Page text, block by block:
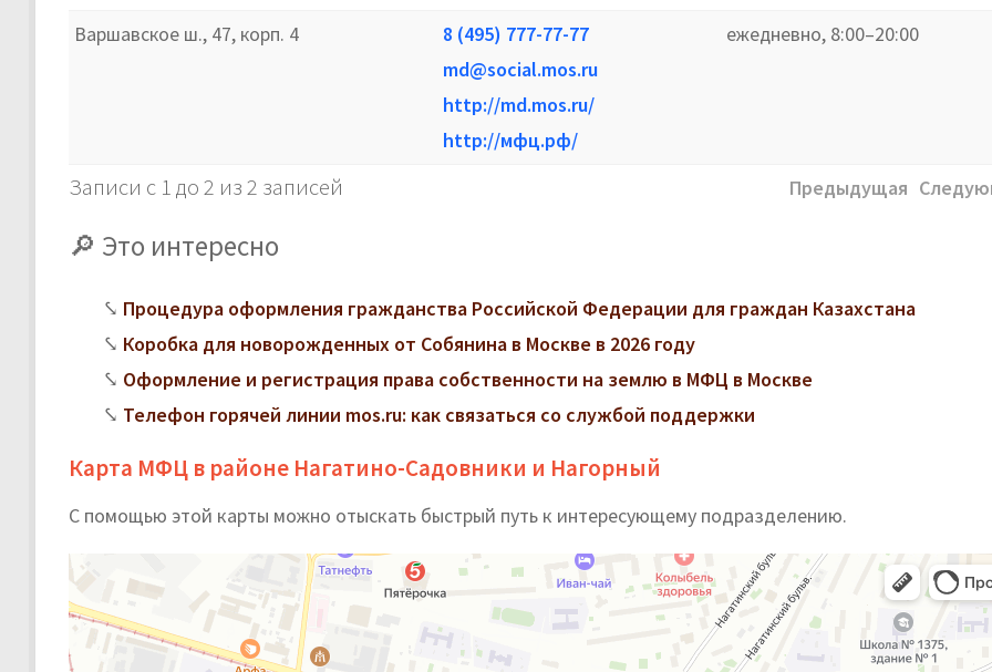
Варшавское ш., 47, корп. 4
8 (495) 777-77-77
md@social.mos.ru
http://md.mos.ru/
http://мфц.рф/
ежедневно, 8:00–20:00
Записи с 1 до 2 из 2 записей Предыдущая
Это интересно
Процедура оформления гражданства Российской Федерации для граждан Казахстана
Коробка для новорожденных от Собянина в Москве в 2026 году
Оформление и регистрация права собственности на землю в МФЦ в Москве
Телефон горячей линии mos.ru: как связаться со службой поддержки
Карта МФЦ в районе Нагатино-Садовники и Нагорный
С помощью этой карты можно отыскать быстрый путь к интересующему подразделению.